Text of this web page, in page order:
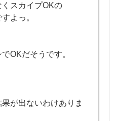
スカイプOKの
よっ。
OKだそうです。
が出ないわけありま